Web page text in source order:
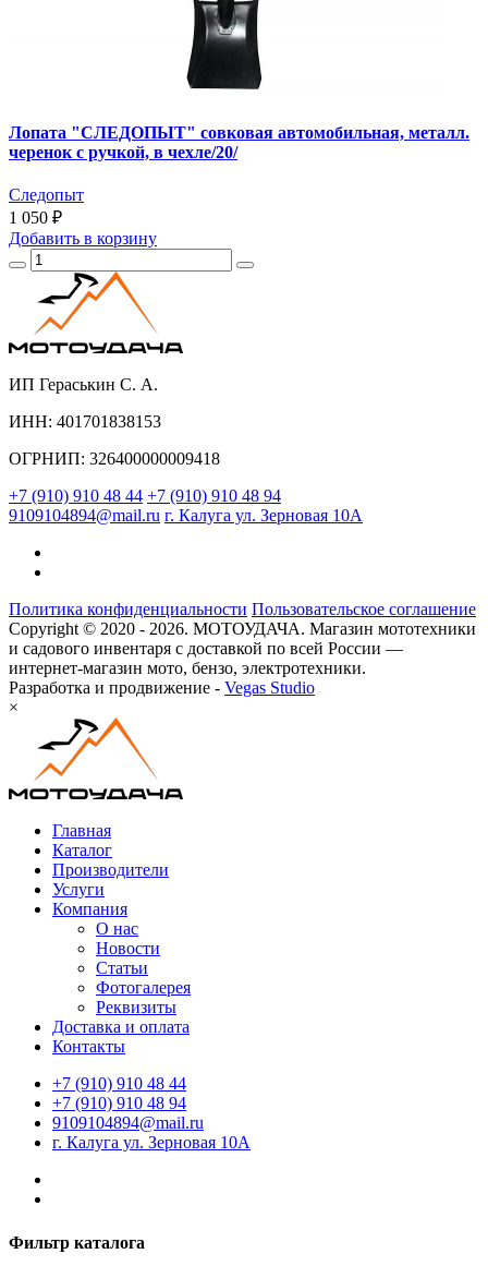
Лопата "СЛЕДОПЫТ" совковая автомобильная, металл.
черенок с ручкой, в чехле/20/
Следопыт
1 050 ₽
Добавить в корзину
ИП Гераськин С. А.
ИНН: 401701838153
ОГРНИП: 326400000009418
+7 (910) 910 48 44 +7 (910) 910 48 94
9109104894@mail.ru г. Калуга ул. Зерновая 10А
Политика конфиденциальности Пользовательское соглашение
Copyright © 2020 - 2026. МОТОУДАЧА. Магазин мототехники
и садового инвентаря с доставкой по всей России —
интернет-магазин мото, бензо, электротехники.
Разработка и продвижение - Vegas Studio
×
Главная
Каталог
Производители
Услуги
Компания
О нас
Новости
Статьи
Фотогалерея
Реквизиты
Доставка и оплата
Контакты
+7 (910) 910 48 44
+7 (910) 910 48 94
9109104894@mail.ru
г. Калуга ул. Зерновая 10А
Фильтр каталога